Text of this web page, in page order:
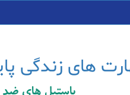
های زندگی